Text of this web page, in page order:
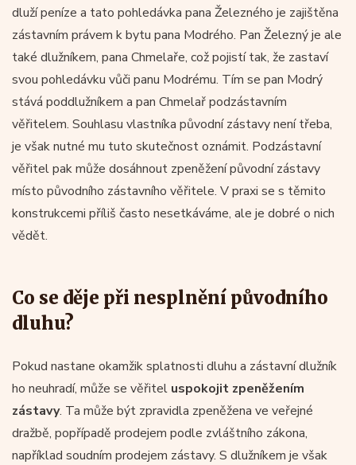
dluží peníze a tato pohledávka pana Železného je zajištěna
zástavním právem k bytu pana Modrého. Pan Železný je ale
také dlužníkem, pana Chmelaře, což pojistí tak, že zastaví
svou pohledávku vůči panu Modrému. Tím se pan Modrý
stává poddlužníkem a pan Chmelař podzástavním
věřitelem. Souhlasu vlastníka původní zástavy není třeba,
je však nutné mu tuto skutečnost oznámit. Podzástavní
věřitel pak může dosáhnout zpeněžení původní zástavy
místo původního zástavního věřitele. V praxi se s těmito
konstrukcemi příliš často nesetkáváme, ale je dobré o nich
vědět.
Co se děje při nesplnění původního
dluhu?
Pokud nastane okamžik splatnosti dluhu a zástavní dlužník
ho neuhradí, může se věřitel uspokojit zpeněžením
zástavy. Ta může být zpravidla zpeněžena ve veřejné
dražbě, popřípadě prodejem podle zvláštního zákona,
například soudním prodejem zástavy. S dlužníkem je však